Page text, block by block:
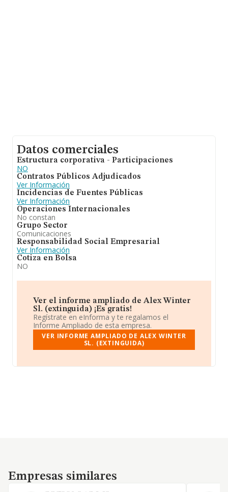
Datos comerciales
Estructura corporativa - Participaciones
NO
Contratos Públicos Adjudicados
Ver Información
Incidencias de Fuentes Públicas
Ver Información
Operaciones Internacionales
No constan
Grupo Sector
Comunicaciones
Responsabilidad Social Empresarial
Ver Información
Cotiza en Bolsa
NO
Ver el informe ampliado de Alex Winter
Sl. (extinguida) ¡Es gratis!
Regístrate en eInforma y te regalamos el
Informe Ampliado de esta empresa.
VER INFORME AMPLIADO DE ALEX WINTER
SL. (EXTINGUIDA)
Empresas similares
Empresas similares